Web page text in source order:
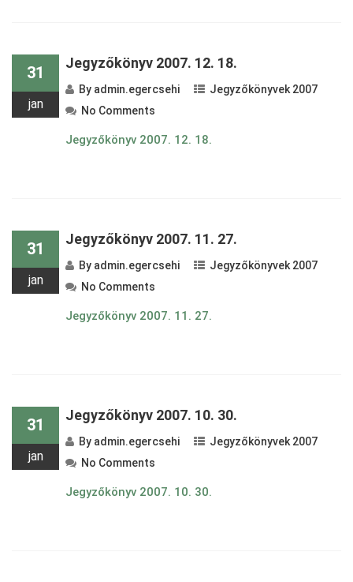
31
jan
Jegyzőkönyv 2007. 12. 18.
By admin.egercsehi
Jegyzőkönyvek 2007
No Comments
Jegyzőkönyv 2007. 12. 18.
31
jan
Jegyzőkönyv 2007. 11. 27.
By admin.egercsehi
Jegyzőkönyvek 2007
No Comments
Jegyzőkönyv 2007. 11. 27.
31
jan
Jegyzőkönyv 2007. 10. 30.
By admin.egercsehi
Jegyzőkönyvek 2007
No Comments
Jegyzőkönyv 2007. 10. 30.